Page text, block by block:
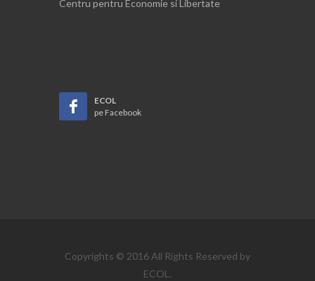
Centru pentru Economie si Libertate
ECOL
pe Facebook
Copyrights © 2016 All Rights Reserved by
ECOL.